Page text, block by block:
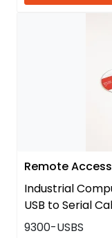
Remote
Industrial
USB to Serial
9300-USBS